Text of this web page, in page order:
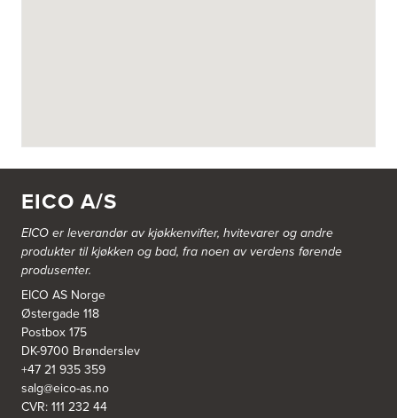
EICO A/S
EICO er leverandør av kjøkkenvifter, hvitevarer og andre
produkter til kjøkken og bad, fra noen av verdens førende
produsenter.
EICO AS Norge
Østergade 118
Postbox 175
DK-9700 Brønderslev
+47 21 935 359
salg@eico-as.no
CVR: 111 232 44